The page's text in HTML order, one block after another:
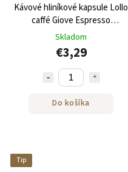
Kávové hliníkové kapsule Lollo
caffé Giove Espresso
bezkofeínové do NESPRESSO®
10 ks
Skladom
€3,29
Do košíka
Tip